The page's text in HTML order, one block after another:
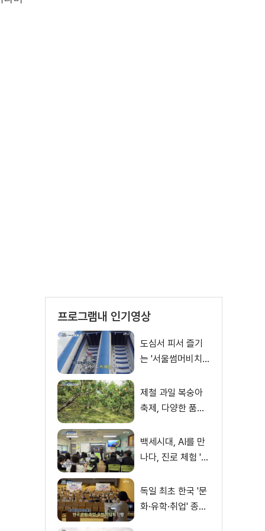
프로그램내 인기영상
도심서 피서 즐기
는 '서울썸머비치'
제철 과일 복숭아
축제, 다양한 품종·
백세시대, AI를 만
나다, 진로 체험 'AI
이스
독일 최초 한국 '문
화·유학·취업' 종합